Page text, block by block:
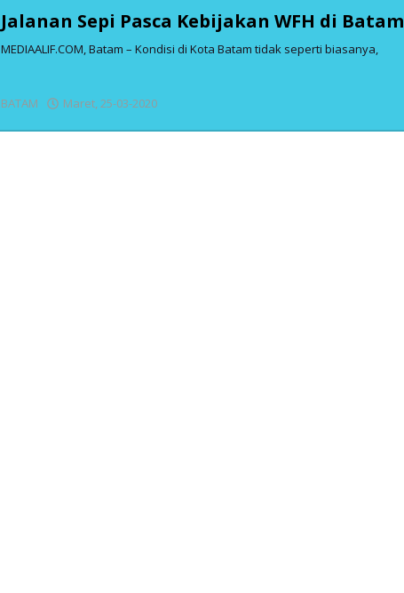
Jalanan Sepi Pasca Kebijakan WFH di Batam
MEDIAALIF.COM, Batam – Kondisi di Kota Batam tidak seperti biasanya,
BATAM Maret, 25-03-2020